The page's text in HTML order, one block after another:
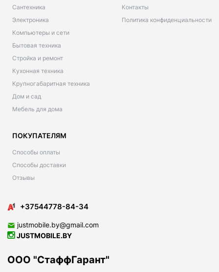
Сантехника
Электроника
Компьютеры и сети
Бытовая техника
Стройка и ремонт
Кухонная техника
Крупногабаритная техника
Дом и сад
Мебель для дома
Контакты
Политика конфиденциальности
ПОКУПАТЕЛЯМ
Способы оплаты
Способы доставки
Отзывы
+37544778-84-34
justmobile.by@gmail.com
JUSTMOBILE.BY
ООО "СтаффГарант"